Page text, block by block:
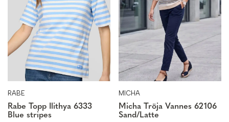
RABE
Rabe Topp Ilithya 6333
Blue stripes
MICHA
Micha Tröja Vannes 62106
Sand/Latte